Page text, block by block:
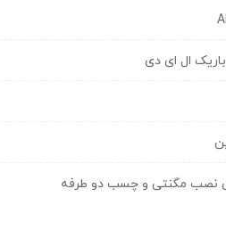
باریک ال ای دی
نصب مگنتی و چسب دو طرفه